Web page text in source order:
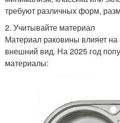
требуют различных форм,
2. Учитывайте материал
Материал раковины влияет на
внешний вид. На 2025 год
материалы: